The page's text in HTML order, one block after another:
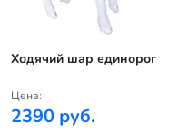
Ходячий шар единорог
Цена:
2390 руб.